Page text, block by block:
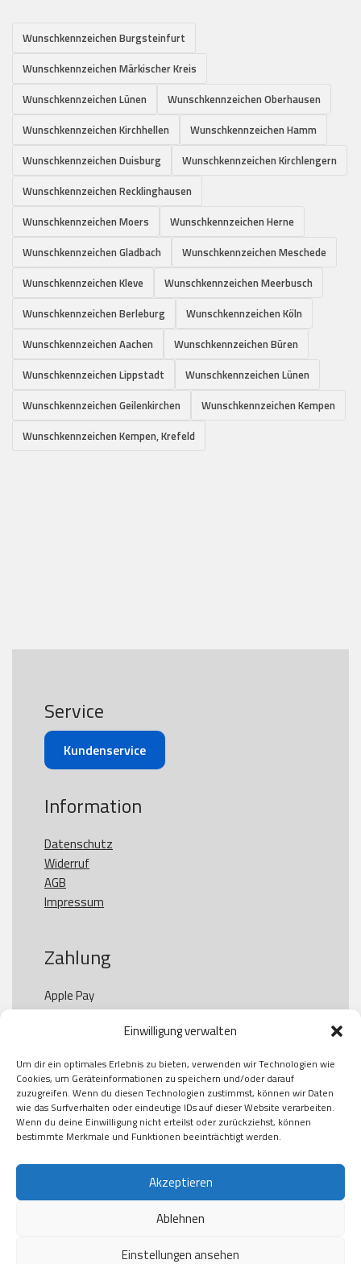
Einwilligung verwalten
Um dir ein optimales Erlebnis zu bieten, verwenden wir Technologien wie
Cookies, um Geräteinformationen zu speichern und/oder darauf
zuzugreifen. Wenn du diesen Technologien zustimmst, können wir Daten
wie das Surfverhalten oder eindeutige IDs auf dieser Website verarbeiten.
Wenn du deine Einwilligung nicht erteilst oder zurückziehst, können
bestimmte Merkmale und Funktionen beeinträchtigt werden.
Akzeptieren
Ablehnen
Einstellungen ansehen
Wunschkennzeichen Burgsteinfurt
Wunschkennzeichen Märkischer Kreis
Wunschkennzeichen Lünen
Wunschkennzeichen Oberhausen
Wunschkennzeichen Kirchhellen
Wunschkennzeichen Hamm
Wunschkennzeichen Duisburg
Wunschkennzeichen Kirchlengern
Wunschkennzeichen Recklinghausen
Wunschkennzeichen Moers
Wunschkennzeichen Herne
Wunschkennzeichen Gladbach
Wunschkennzeichen Meschede
Wunschkennzeichen Kleve
Wunschkennzeichen Meerbusch
Wunschkennzeichen Berleburg
Wunschkennzeichen Köln
Wunschkennzeichen Aachen
Wunschkennzeichen Büren
Wunschkennzeichen Lippstadt
Wunschkennzeichen Lünen
Wunschkennzeichen Geilenkirchen
Wunschkennzeichen Kempen
Wunschkennzeichen Kempen, Krefeld
Service
Kundenservice
Information
Datenschutz
Widerruf
AGB
Impressum
Zahlung
Apple Pay
Paypal
Kauf auf Rechung
Klarna
American Express